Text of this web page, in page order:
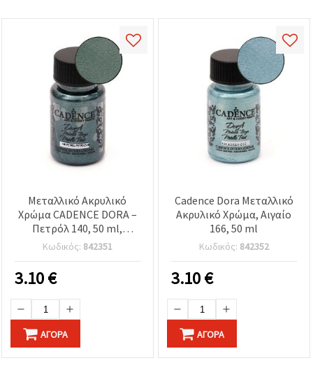
Μεταλλικό Ακρυλικό
Χρώμα CADENCE DORA –
Πετρόλ 140, 50 ml,
Ιριδίζον
Πολυεπιφανειακό Χρώμα
Χειροτεχνίας για Καμβά,
Ξύλο, Χαρτί & DIY
Κατασκευές
Κωδικός: 842351
3.10€
ΑΓΟΡΆ
Cadence Dora Μεταλλικό
Ακρυλικό Χρώμα, Αιγαίο
166, 50 ml
Κωδικός: 842352
3.10€
ΑΓΟΡΆ